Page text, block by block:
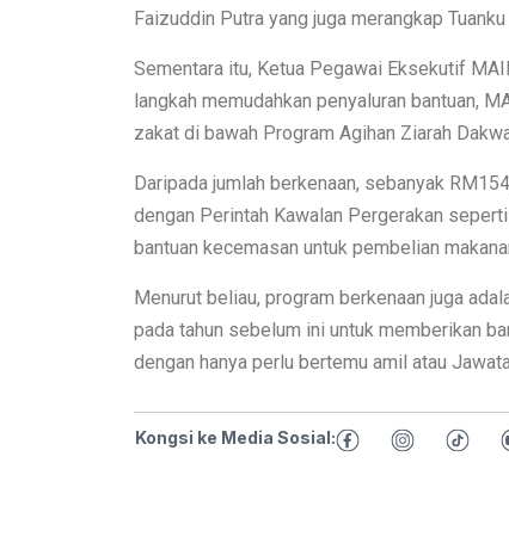
Faizuddin Putra yang juga merangkap
Sementara itu, Ketua Pegawai Eksekutif
langkah memudahkan penyaluran bantuan,
zakat di bawah Program Agihan Ziarah
Daripada jumlah berkenaan, sebanyak
dengan Perintah Kawalan Pergerakan
bantuan kecemasan untuk pembelian
Menurut beliau, program berkenaan juga
pada tahun sebelum ini untuk memberikan
dengan hanya perlu bertemu amil atau
Kongsi ke Media Sosial: